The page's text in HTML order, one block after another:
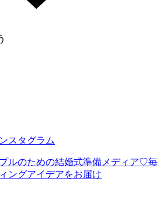
スタグラム
ルのための結婚式準備メディア♡毎
ングアイデアをお届け